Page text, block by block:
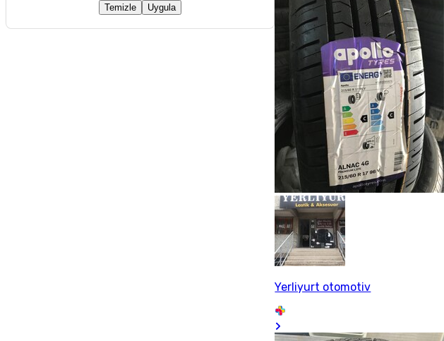
Temizle Uygula
Yerliyurt otomotiv